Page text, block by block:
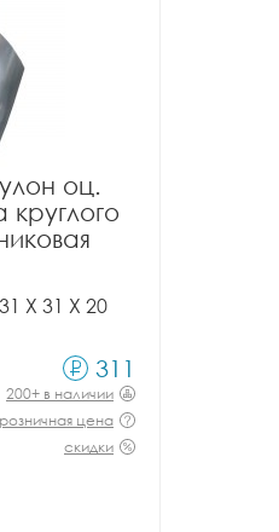
оц.
круглого
X 31 X 20
311
200+ в наличии
розничная цена
скидки